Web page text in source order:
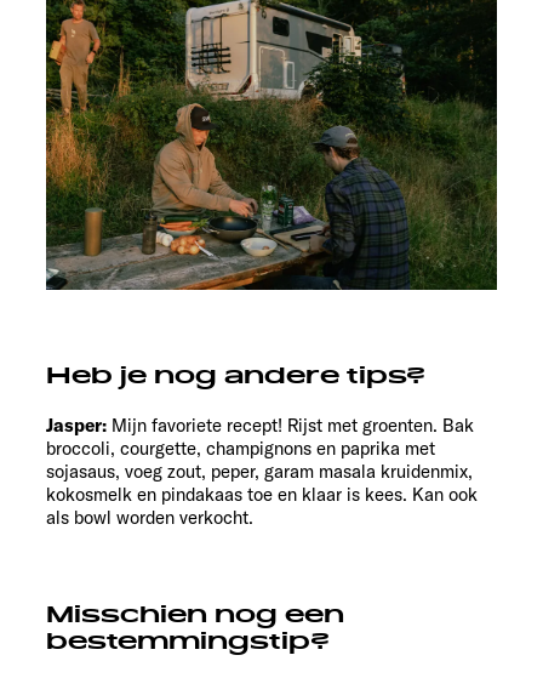
Heb je nog andere tips?
Jasper: Mijn favoriete recept! Rijst met groenten. Bak
broccoli, courgette, champignons en paprika met
sojasaus, voeg zout, peper, garam masala kruidenmix,
kokosmelk en pindakaas toe en klaar is kees. Kan ook
als bowl worden verkocht.
Misschien nog een
bestemmingstip?